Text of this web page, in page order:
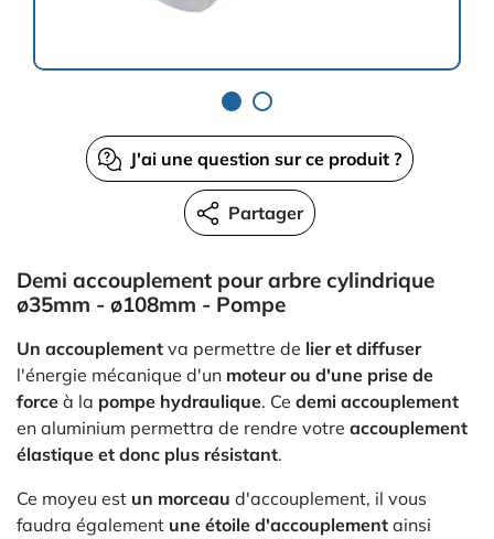
J'ai une question sur ce produit ?
Partager
Demi accouplement pour arbre cylindrique
ø35mm - ø108mm - Pompe
Un accouplement va permettre de lier et diffuser
l'énergie mécanique d'un moteur ou d'une prise de
force à la pompe hydraulique. Ce demi accouplement
en aluminium permettra de rendre votre accouplement
élastique et donc plus résistant.
Ce moyeu est un morceau d'accouplement, il vous
faudra également une étoile d'accouplement ainsi